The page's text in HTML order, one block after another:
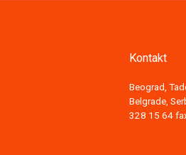
Kontakt
Beograd,
Belgrade,
328 15 64